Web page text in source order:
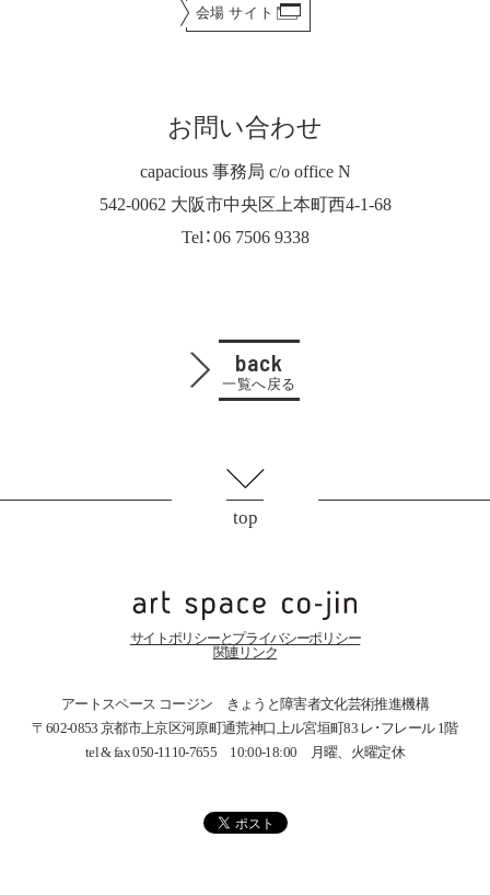
会場サイト
お問い合わせ
capacious 事務局 c/o office N
542-0062 大阪市中央区上本町西4-1-68
Tel：06 7506 9338
back
一覧へ戻る
top
サイトポリシーとプライバシーポリシー
関連リンク
アートスペース コージン きょうと障害者文化芸術推進機構
〒602-0853 京都市上京区河原町通荒神口上ル宮垣町83 レ･フレール 1階
tel & fax 050-1110-7655 10:00-18:00 月曜、火曜定休